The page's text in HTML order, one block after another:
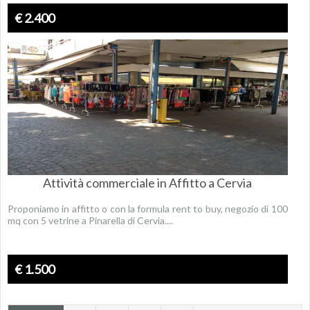
€ 2.400
Attività commerciale in Affitto a Cervia
Proponiamo in affitto o con la formula rent to buy, negozio di 100
mq con 5 vetrine a Pinarella di Cervia....
€ 1.500